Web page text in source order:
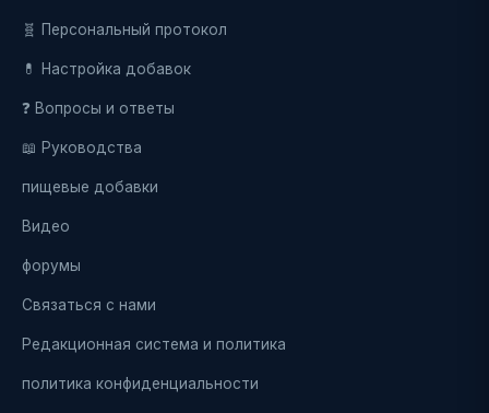
🧬 Персональный протокол
💊 Настройка добавок
❓ Вопросы и ответы
📖 Руководства
пищевые добавки
Видео
форумы
Связаться с нами
Редакционная система и политика
политика конфиденциальности